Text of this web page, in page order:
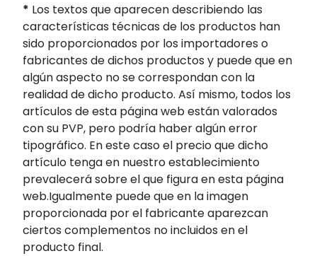
* Los textos que aparecen describiendo las
características técnicas de los productos han
sido proporcionados por los importadores o
fabricantes de dichos productos y puede que en
algún aspecto no se correspondan con la
realidad de dicho producto. Así mismo, todos los
artículos de esta página web están valorados
con su PVP, pero podría haber algún error
tipográfico. En este caso el precio que dicho
artículo tenga en nuestro establecimiento
prevalecerá sobre el que figura en esta página
web.Igualmente puede que en la imagen
proporcionada por el fabricante aparezcan
ciertos complementos no incluidos en el
producto final.